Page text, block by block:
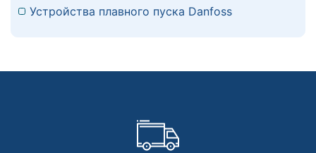
Устройства плавного пуска Danfoss